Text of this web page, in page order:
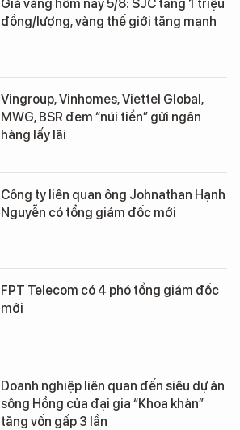
Giá vàng hôm nay 5/8: SJC tăng 1 triệu
đồng/lượng, vàng thế giới tăng mạnh
Vingroup, Vinhomes, Viettel Global,
MWG, BSR đem “núi tiền” gửi ngân
hàng lấy lãi
Công ty liên quan ông Johnathan Hạnh
Nguyễn có tổng giám đốc mới
FPT Telecom có 4 phó tổng giám đốc
mới
Doanh nghiệp liên quan đến siêu dự án
sông Hồng của đại gia “Khoa khàn”
tăng vốn gấp 3 lần